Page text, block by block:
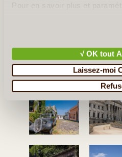
Pour en savoir plus et
√ OK tout
Laissez-moi
Ce que vous